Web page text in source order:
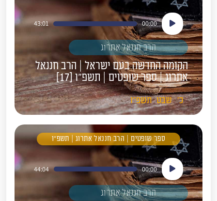
נגן
אודיו
00:00
43:01
הרב חננאל אתרוג
הקומה החדשה בעם ישראל | הרב חננאל
אתרוג | ספר שופטים | תשפ"ו [17]
כ' שבט תשפ"ו
ספר שופטים | הרב חננאל אתרוג | תשפ"ו
נגן
אודיו
00:00
44:04
הרב חננאל אתרוג